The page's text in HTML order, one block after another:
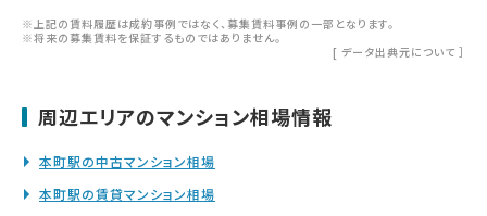
※上記の賃料履歴は成約事例ではなく、募集賃料事例の一部となります。
※将来の募集賃料を保証するものではありません。
[ データ出典元について ］
周辺エリアのマンション相場情報
本町駅の中古マンション相場
本町駅の賃貸マンション相場